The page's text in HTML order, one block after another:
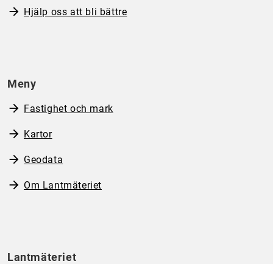
Hjälp oss att bli bättre
Meny
Fastighet och mark
Kartor
Geodata
Om Lantmäteriet
Lantmäteriet